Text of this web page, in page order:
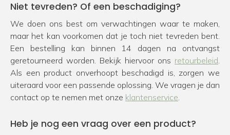
Niet tevreden? Of een beschadiging?
We doen ons best om verwachtingen waar te maken,
maar het kan voorkomen dat je toch niet tevreden bent.
Een bestelling kan binnen 14 dagen na ontvangst
geretourneerd worden. Bekijk hiervoor ons retourbeleid.
Als een product onverhoopt beschadigd is, zorgen we
uiteraard voor een passende oplossing. We vragen je dan
contact op te nemen met onze klantenservice.
Heb je nog een vraag over een product?